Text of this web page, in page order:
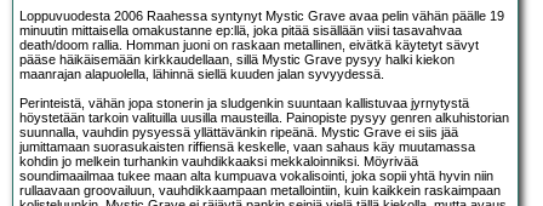
Loppuvuodesta 2006 Raahessa syntynyt Mystic Grave avaa pelin vähän päälle 19
minuutin mittaisella omakustanne ep:llä, joka pitää sisällään viisi tasavahvaa
death/doom rallia. Homman juoni on raskaan metallinen, eivätkä käytetyt sävyt
pääse häikäisemään kirkkaudellaan, sillä Mystic Grave pysyy halki kiekon
maanrajan alapuolella, lähinnä siellä kuuden jalan syvyydessä.
Perinteistä, vähän jopa stonerin ja sludgenkin suuntaan kallistuvaa jyrnytystä
höystetään tarkoin valituilla uusilla mausteilla. Painopiste pysyy genren alkuhistorian
suunnalla, vauhdin pysyessä yllättävänkin ripeänä. Mystic Grave ei siis jää
jumittamaan suorasukaisten riffiensä keskelle, vaan sahaus käy muutamassa
kohdin jo melkein turhankin vauhdikkaaksi mekkaloinniksi. Möyrivää
soundimaailmaa tukee maan alta kumpuava vokalisointi, joka sopii yhtä hyvin niin
rullaavaan groovailuun, vauhdikkaampaan metallointiin, kuin kaikkein raskaimpaan